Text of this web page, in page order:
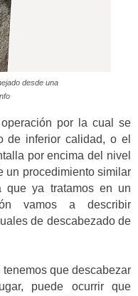
desde una
por la cual se
de inferior calidad, o el
por encima del nivel
un procedimiento similar
que ya tratamos en un
vamos a describir
de descabezado de
que descabezar
puede ocurrir que